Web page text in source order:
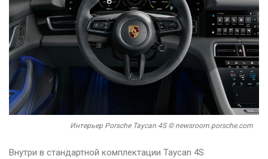
Интерьер Porsche Taycan 4S © newsroom.porsche.com
Внутри в стандартной комплектации Taycan 4S